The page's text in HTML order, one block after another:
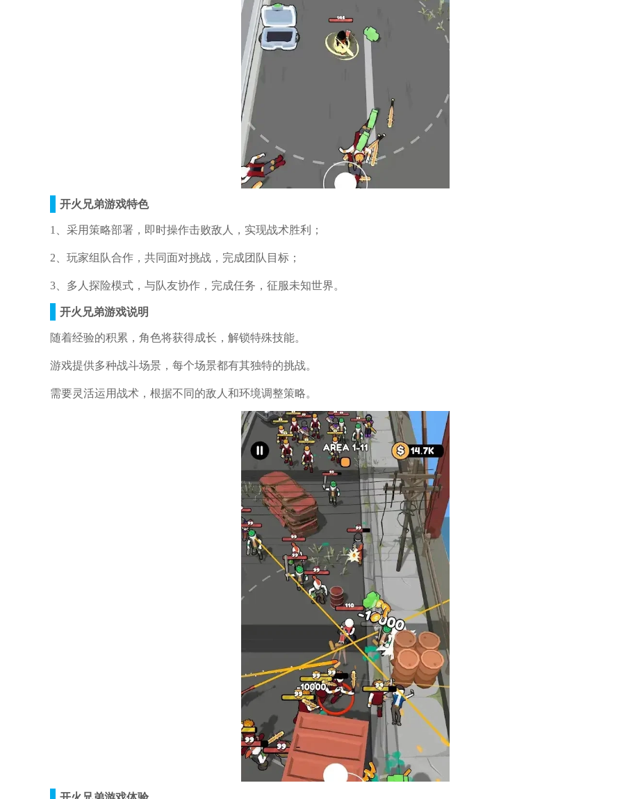
开火兄弟游戏特色
1、采用策略部署，即时操作击败敌人，实现战术胜利；
2、玩家组队合作，共同面对挑战，完成团队目标；
3、多人探险模式，与队友协作，完成任务，征服未知世界。
开火兄弟游戏说明
随着经验的积累，角色将获得成长，解锁特殊技能。
游戏提供多种战斗场景，每个场景都有其独特的挑战。
需要灵活运用战术，根据不同的敌人和环境调整策略。